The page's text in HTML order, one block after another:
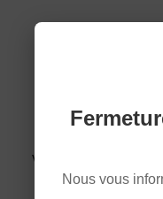
Nous vous
UN
Vous ne trouvez
sur mesure.